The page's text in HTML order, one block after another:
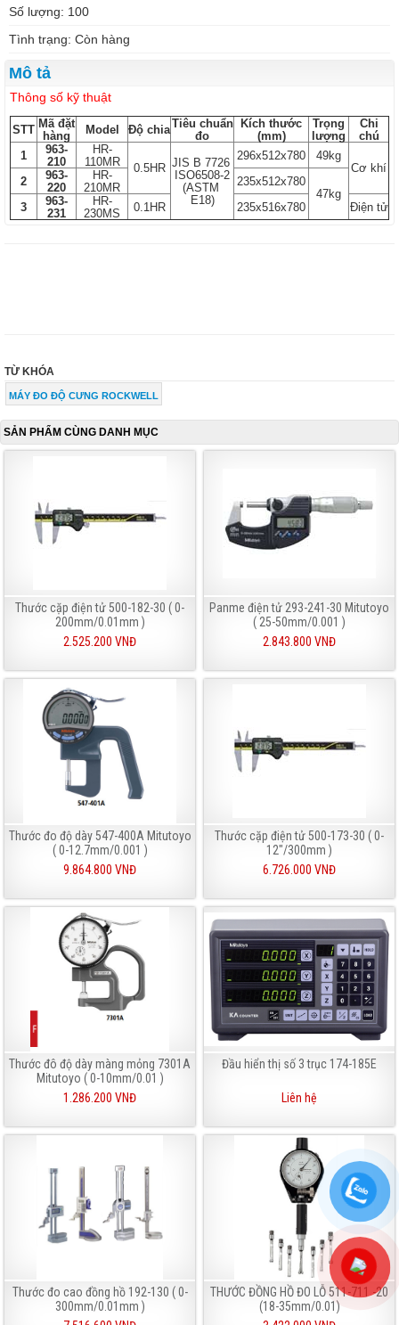
Số lượng: 100
Tình trạng: Còn hàng
Mô tả
Thông số kỹ thuật
STT Mã đặt
hàng Model Độ chiaTiêu chuẩn
đo
Kích thước
(mm)
Trọng
lượng
Chi
chú
1
963-
210
HR-
110MR
0.5HR JIS B 7726
ISO6508-2
(ASTM
E18)
296x512x780
49kg
Cơ khí
2
963-
220
HR-
210MR
235x512x780
47kg
3
963-
231
HR-
230MS
0.1HR 235x516x780 Điện tử
TỪ KHÓA
MÁY ĐO ĐỘ CƯNG ROCKWELL
SẢN PHẨM CÙNG DANH MỤC
Thước cặp điện tử 500-182-30 ( 0-
200mm/0.01mm )
2.525.200 VNĐ
Panme điện tử 293-241-30 Mitutoyo
( 25-50mm/0.001 )
2.843.800 VNĐ
Thước đo độ dày 547-400A Mitutoyo
( 0-12.7mm/0.001 )
9.864.800 VNĐ
Thước cặp điện tử 500-173-30 ( 0-
12"/300mm )
6.726.000 VNĐ
Thước đô độ dày màng mỏng 7301A
Mitutoyo ( 0-10mm/0.01 )
1.286.200 VNĐ
Đầu hiển thị số 3 trục 174-185E
Liên hệ
Thước đo cao đồng hồ 192-130 ( 0-
300mm/0.01mm )
THƯỚC ĐỒNG HỒ ĐO LỖ 511-711 -20
(18-35mm/0.01)